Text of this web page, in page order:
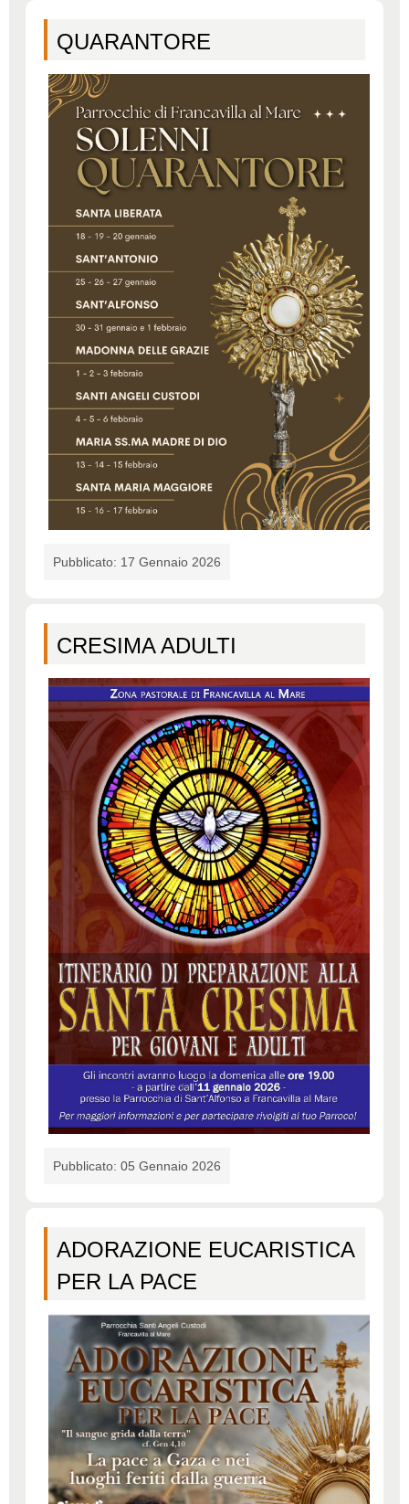
QUARANTORE
Pubblicato: 17 Gennaio 2026
CRESIMA ADULTI
Pubblicato: 05 Gennaio 2026
ADORAZIONE EUCARISTICA
PER LA PACE